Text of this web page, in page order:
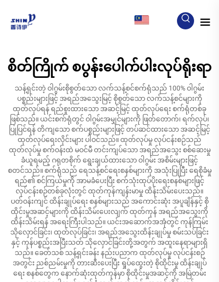
စိတ်ကြိုက် စပွန်းပေါက်ပါးလုပ်ရိုးရာ
သန့်ရှင်းတဲ့ ဝါဂွမ်းစိုစွတ်သော လက်သန့်စင်စက်ရုံသည် 100% ဝါဂွမ်း
ပစ္စည်းများဖြင့် အရည်အသွေးမြင့် စိုစွတ်သော လက်သန့်စင်များကို
ထုတ်လုပ်ရန် ရည်စူးထားသော အဆင့်မြင့် ထုတ်လုပ်ရေး စက်ရုံတစ်ခု
ဖြစ်သည်။ ယင်းစက်ရုံတွင် ဝါဂွမ်းအမျှင်များကို ဖြတ်တောက်၊ ရက်လုပ်၊
ပြုပြင်ရန် တိကျသော စက်ပစ္စည်းများဖြင့် တပ်ဆင်ထားသော အဆင့်မြင့်
ထုတ်လုပ်ရေးလိုင်းများ ပါဝင်သည်။ ထုတ်လုပ်မှု လုပ်ငန်းစဉ်သည်
ထုတ်လုပ်မှု စက်ဝန်းထဲ မဝင်မီ တင်းကျပ်သော အရည်အသွေး စစ်ဆေးမှု
ခံယူရမည့် ဂရုတစိုက် ရွေးချယ်ထားသော ဝါဂွမ်း အစိမ်းများဖြင့်
စတင်သည်။ စက်ရုံသည် ရေသန့်စင်ရေးစနစ်များကို အသုံးပြုပြီး ရေစိုခံမှု
ရည်၏ စင်ကြယ်မှုကို အာမခံပေးပြီး စက်သုံးထုပ်ပိုးရေးစနစ်များဖြင့်
လုပ်ငန်းစဉ်တစ်ခုလုံးတွင် ထုတ်ကုန်ကျန်းမာမှု ထိန်းသိမ်းပေးသည်။
ပတ်ဝန်းကျင် ထိန်းချုပ်ရေး စနစ်များသည် အကောင်းဆုံး အပူချိန်နှင့် စို
ထိုင်းမှုအဆင့်များကို ထိန်းသိမ်းပေးလျက် ထုတ်ကုန် အရည်အသွေးကို
ထိန်းသိမ်းရန် အရေးကြီးပါသည်။ ယင်းအဆောက်အအုံတွင် ကုန်ကြမ်း
သိုလှောင်ခြင်း၊ ထုတ်လုပ်ခြင်း၊ အရည်အသွေးထိန်းချုပ်မှု စမ်းသပ်ခြင်း
နှင့် ကုန်ပစ္စည်းအပြီးသတ် သိုလှောင်ခြင်းတို့အတွက် အထူးနေရာများရှိ
သည်။ ခေတ်သစ် သန့်ရှင်းခန်း နည်းပညာက ထုတ်လုပ်မှု လုပ်ငန်းစဉ်
အတွင်း ညစ်ညမ်းမှုကို တားဆီးပေးပြီး ရှုပ်ထွေးတဲ့ စိုထိုင်းမှု ထိန်းချုပ်
ရေး စနစ်တွေက နောက်ဆုံးထုတ်ကုန်မှာ စိုထိုင်းမှုအဆင့်ကို အမြဲတမ်း